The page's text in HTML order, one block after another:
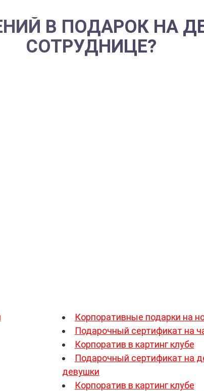
В ПОДАРОК НА
СОТРУДНИЦЕ?
традиционно входят посещение
откажет себе в удовольствии
сама сможет выбрать тот вид
в спортзал, который
в выборе – подарите ей сертификат на
Корпоративные подарки на
Подарочный сертификат на
Корпоратив в картинг клубе
Подарочный сертификат на
девушки
Корпоратив в картинг клубе